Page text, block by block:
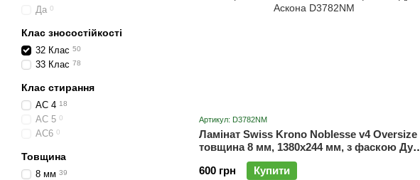
Артикул: D3782NM
Ламінат Swiss Krono Noblesse v4 Oversize
товщина 8 мм, 1380x244 мм, з фаскою Дуб
Аскона D3782NM
600 грн
Купити
Да 0
Клас зносостійкості
32 Клас 50
33 Клас 78
Клас стирання
AC 4 18
AC 5 0
AC6 0
Товщина
8 мм 39